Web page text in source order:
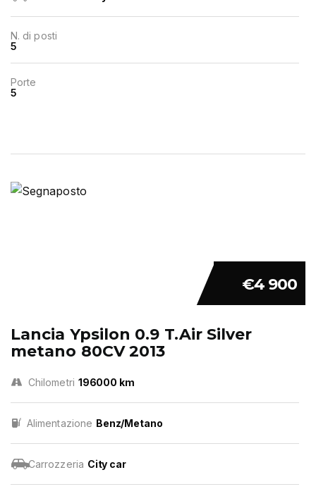
N. di posti
5
Porte
5
€4 900
Lancia Ypsilon 0.9 T.Air Silver
metano 80CV 2013
Chilometri 196000 km
Alimentazione Benz/Metano
Carrozzeria City car